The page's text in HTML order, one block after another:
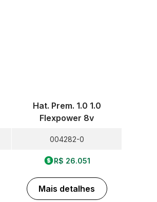
Hat. Prem. 1.0 1.0
Flexpower 8v
004282-0
R$ 26.051
Mais detalhes